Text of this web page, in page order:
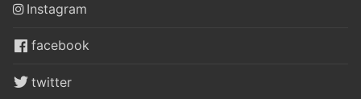
Instagram
facebook
twitter